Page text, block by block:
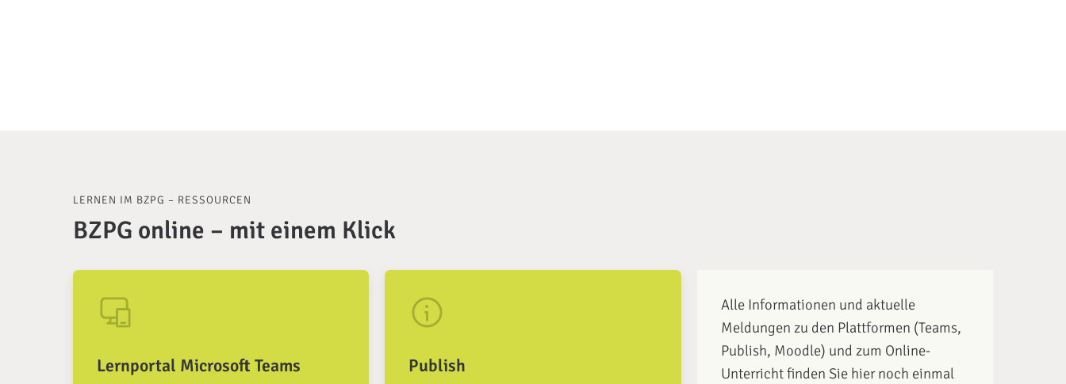
LERNEN IM BZPG – RESSOURCEN
BZPG online – mit einem Klick
Lernportal Microsoft Teams Publish
Alle Informationen und aktuelle
Meldungen zu den Plattformen (Teams,
Publish, Moodle) und zum Online-
Unterricht finden Sie hier noch einmal